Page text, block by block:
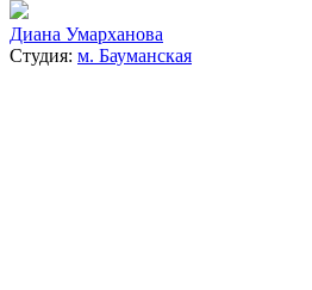
Диана Умарханова
Студия: м. Бауманская